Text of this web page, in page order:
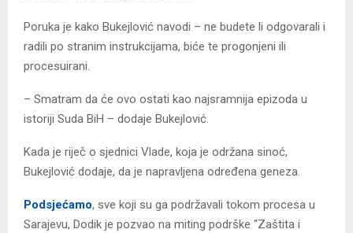
Poruka je kako Bukejlović navodi – ne budete li odgovarali i
radili po stranim instrukcijama, biće te progonjeni ili
procesuirani.
– Smatram da će ovo ostati kao najsramnija epizoda u
istoriji Suda BiH – dodaje Bukejlović.
Kada je riječ o sjednici Vlade, koja je održana sinoć,
Bukejlović dodaje, da je napravljena određena geneza.
Podsjećamo, sve koji su ga podržavali tokom procesa u
Sarajevu, Dodik je pozvao na miting podrške “Zaštita i